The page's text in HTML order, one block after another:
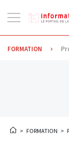
la
FORMATION
> FORMATION >